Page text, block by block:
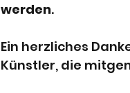
werden.
Ein herzliches
Künstler, die